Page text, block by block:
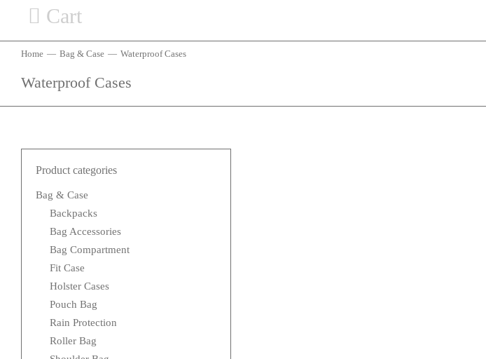
Cart
You are here:
Home Bag & Case Waterproof Cases
Waterproof Cases
Product categories
Bag & Case
Backpacks
Bag Accessories
Bag Compartment
Fit Case
Holster Cases
Pouch Bag
Rain Protection
Roller Bag